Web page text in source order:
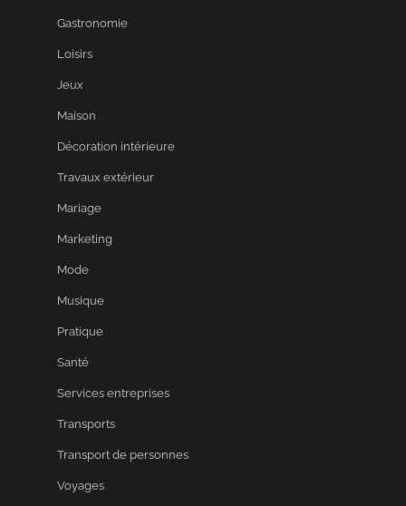
Gastronomie
Loisirs
Jeux
Maison
Décoration intérieure
Travaux extérieur
Mariage
Marketing
Mode
Musique
Pratique
Santé
Services entreprises
Transports
Transport de personnes
Voyages